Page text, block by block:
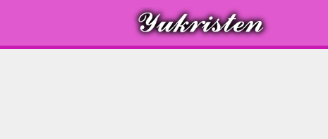
isi